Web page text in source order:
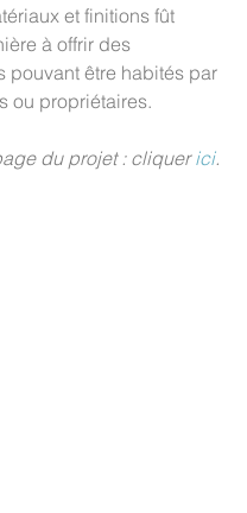
et finitions fût
à offrir des
pouvant être habités par
ou propriétaires.
du projet : cliquer ici.